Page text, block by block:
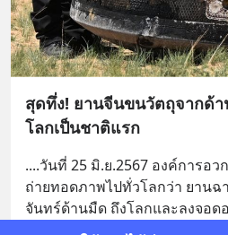
สุดทึ่ง! ยานจีนขนวัตถุจากด้
โลกเป็นชาติแรก
....วันที่ 25 มิ.ย.2567 องค์การอว
ถ่ายทอดภาพไปทั่วโลกว่า ยานฉ
จันทร์ด้านมืด ถึงโลกและลงจอ
อ่านต่อ